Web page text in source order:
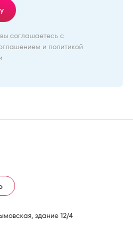
соглашаетесь с
и политикой
здание 12/4